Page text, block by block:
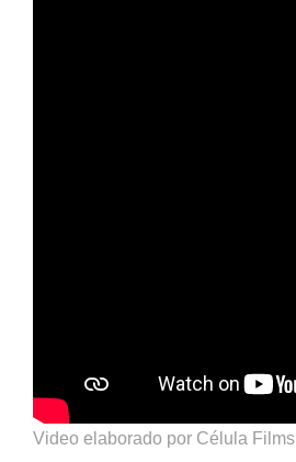
Video elaborado por Célula Films